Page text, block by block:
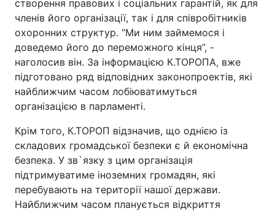
створення правових і соціальних гарантій, як для
членів його організації, так і для співробітників
охоронних структур. “Ми ним займемося і
доведемо його до переможного кінця”, -
наголосив він. За інформацією К.ТОРОПА, вже
підготовано ряд відповідних законопроектів, які
найближчим часом лобіюватимуться
організацією в парламенті.
Крім того, К.ТОРОП відзначив, що однією із
складових громадської безпеки є й економічна
безпека. У зв`язку з цим організація
підтримуватиме іноземних громадян, які
перебувають на території нашої держави.
Найближчим часом планується відкриття